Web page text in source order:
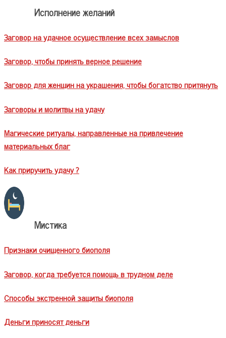
Исполнение желаний
Заговор на удачное осуществление всех замыслов
Заговор, чтобы принять верное решение
Заговор для женщин на украшения, чтобы богатство притянуть
Заговоры и молитвы на удачу
Магические ритуалы, направленные на привлечение
материальных благ
Как приручить удачу ?
Мистика
Признаки очищенного биополя
Заговор, когда требуется помощь в трудном деле
Способы экстренной защиты биополя
Деньги приносят деньги